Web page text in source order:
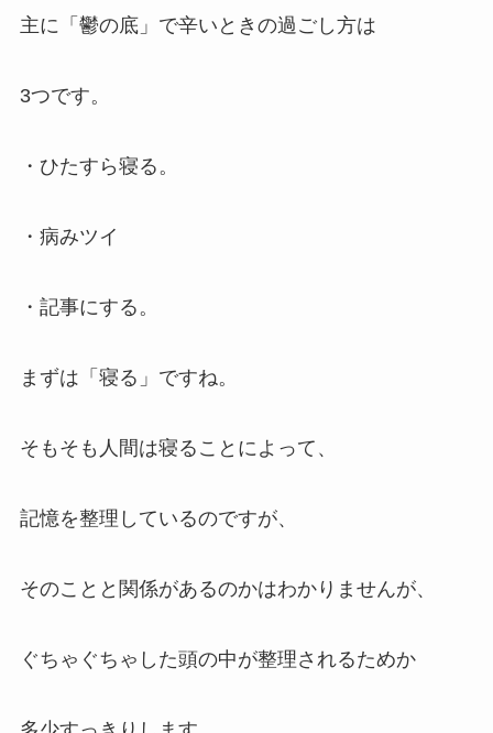
主に「鬱の底」で辛いときの過ごし方は
3つです。
・ひたすら寝る。
・病みツイ
・記事にする。
まずは「寝る」ですね。
そもそも人間は寝ることによって、
記憶を整理しているのですが、
そのことと関係があるのかはわかりませんが、
ぐちゃぐちゃした頭の中が整理されるためか